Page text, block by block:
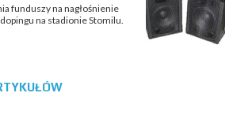
funduszy na nagłośnienie
na stadionie Stomilu.